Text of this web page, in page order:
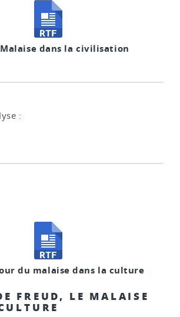
dans la civilisation
:
du malaise dans la culture
FREUD, LE MALAISE